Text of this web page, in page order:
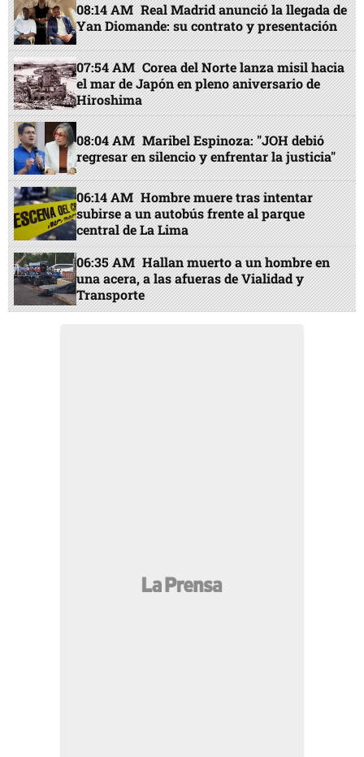
08:14 AM Real Madrid anunció la llegada de
Yan Diomande: su contrato y presentación
07:54 AM Corea del Norte lanza misil hacia
el mar de Japón en pleno aniversario de
Hiroshima
08:04 AM Maribel Espinoza: "JOH debió
regresar en silencio y enfrentar la justicia"
06:14 AM Hombre muere tras intentar
subirse a un autobús frente al parque
central de La Lima
06:35 AM Hallan muerto a un hombre en
una acera, a las afueras de Vialidad y
Transporte